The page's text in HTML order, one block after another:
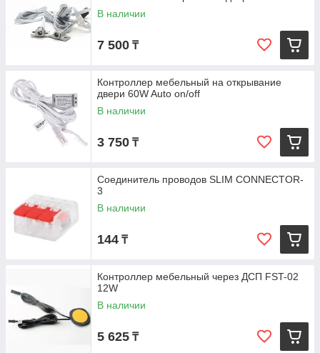
В наличии
7 500 ₸
Контроллер мебельный на открывание
двери 60W Auto on/off
В наличии
3 750 ₸
Соединитель проводов SLIM CONNECTOR-
3
В наличии
144 ₸
Контроллер мебельный через ДСП FST-02
12W
В наличии
5 625 ₸